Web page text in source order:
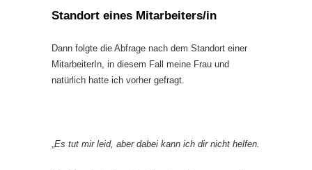
Standort eines Mitarbeiters/in
Dann folgte die Abfrage nach dem Standort einer
MitarbeiterIn, in diesem Fall meine Frau und
natürlich hatte ich vorher gefragt.
„Es tut mir leid, aber dabei kann ich dir nicht helfen.